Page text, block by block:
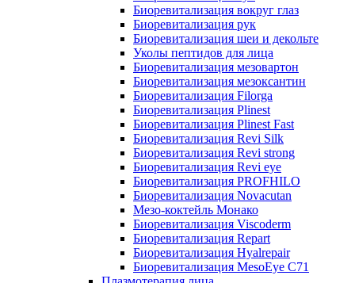
Биоревитализация вокруг глаз
Биоревитализация рук
Биоревитализация шеи и декольте
Уколы пептидов для лица
Биоревитализация мезовартон
Биоревитализация мезоксантин
Биоревитализация Filorga
Биоревитализация Plinest
Биоревитализация Plinest Fast
Биоревитализация Revi Silk
Биоревитализация Revi strong
Биоревитализация Revi eye
Биоревитализация PROFHILO
Биоревитализация Novacutan
Мезо-коктейль Монако
Биоревитализация Viscoderm
Биоревитализация Repart
Биоревитализация Hyalrepair
Биоревитализация MesoEye C71